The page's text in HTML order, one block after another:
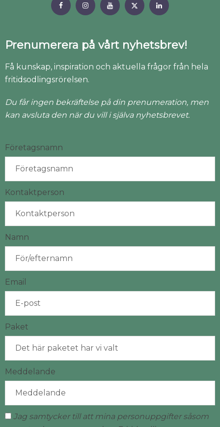
Prenumerera på vårt nyhetsbrev!
Få kunskap, inspiration och aktuella frågor från hela
fritidsodlingsrörelsen.
Du får ingen bekräftelse på din prenumeration, men
kan avsluta den när du vill i själva nyhetsbrevet.
Företagsnamn
Kontaktperson
Namn
Email
Paket
Meddelande
Jag samtycker till att mina personuppgifter såsom